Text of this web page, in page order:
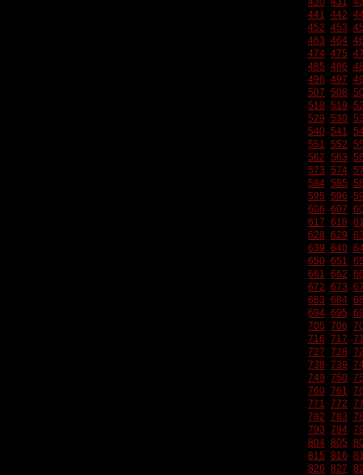
441 442
452 453
463 464
474 475
485 486
496 497
507 508
518 519
529 530
540 541
551 552
562 563
573 574
584 585
595 596
606 607
617 618
628 629
639 640
650 651
661 662
672 673
683 684
694 695
705 706
716 717
727 728
738 739
749 750
760 761
771 772
782 783
793 794
804 805
815 816
826 827